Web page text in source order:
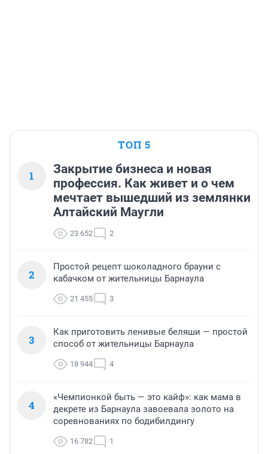
ТОП 5
1
Закрытие бизнеса и новая
профессия. Как живет и о чем
мечтает вышедший из землянки
Алтайский Маугли
23 652 2
2
Простой рецепт шоколадного брауни с
кабачком от жительницы Барнаула
21 455 3
3
Как приготовить ленивые беляши — простой
способ от жительницы Барнаула
18 944 4
4
«Чемпионкой быть — это кайф»: как мама в
декрете из Барнаула завоевала золото на
соревнованиях по бодибилдингу
16 782 1